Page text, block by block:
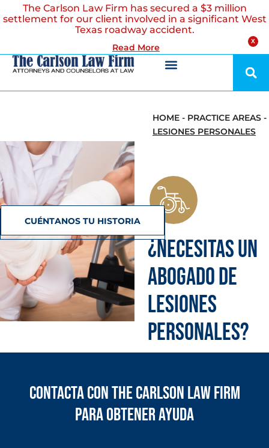
X
The Carlson Law Firm has secured a $3 million
settlement for our client involved in a significant West
Texas roadway accident.
Read More
CUÉNTANOS TU HISTORIA
HOME - PRACTICE AREAS -
LESIONES PERSONALES
¿NECESITAS UN
ABOGADO DE
LESIONES
PERSONALES?
Contacta con The Carlson Law Firm
para obtener ayuda